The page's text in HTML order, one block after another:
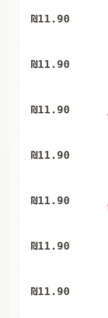
₪11.90
₪11.90
₪11.90
₪11.90
₪11.90
₪11.90
₪11.90